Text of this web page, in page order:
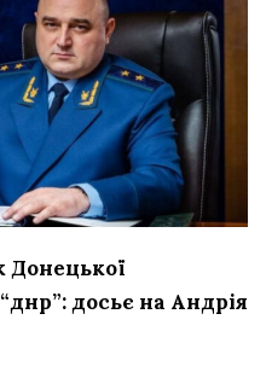
Донецької
досьє на Андрія